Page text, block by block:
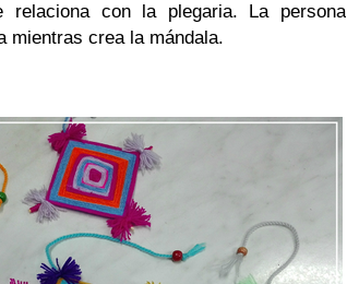
con la plegaria. La persona
mientras crea la mándala.